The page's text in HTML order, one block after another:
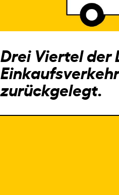
Drei Viertel der
zurückgelegt.